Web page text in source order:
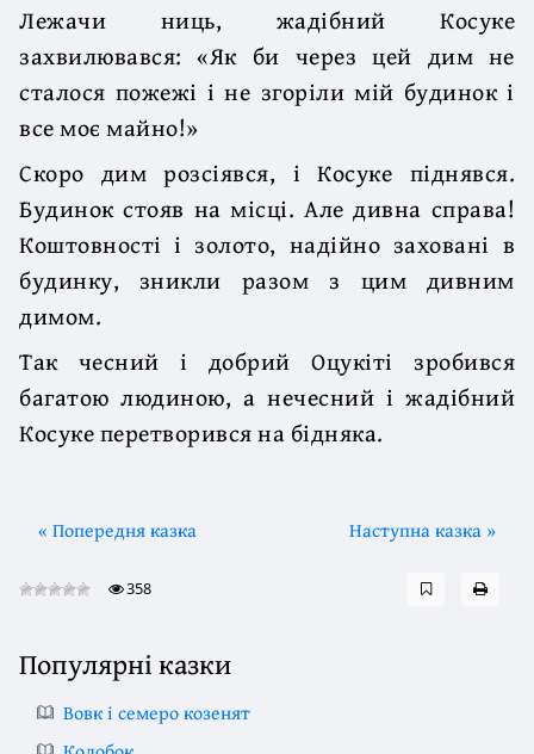
Лежачи ниць, жадібний Косуке
захвилювався: «Як би через цей дим не
сталося пожежі і не згоріли мій будинок і
все моє майно!»
Скоро дим розсіявся, і Косуке піднявся.
Будинок стояв на місці. Але дивна справа!
Коштовності і золото, надійно заховані в
будинку, зникли разом з цим дивним
димом.
Так чесний і добрий Оцукіті зробився
багатою людиною, а нечесний і жадібний
Косуке перетворився на бідняка.
« Попередня казка Наступна казка »
358
Популярні казки
Вовк і семеро козенят